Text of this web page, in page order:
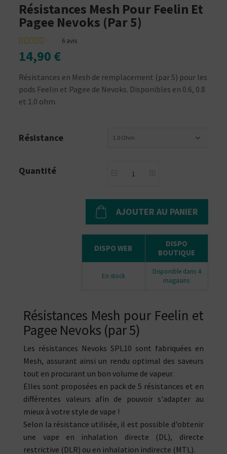
Résistances Mesh Pour Feelin Et
Pagee Nevoks (par 5)
6 avis
14,90 €
Résistances en Mesh de remplacement (par 5) pour les
pods Feelin et Pagee de Nevoks. Disponibles en 0.6, 0.8
et 1.0 ohm.
Résistance 1.0 Ohm
Quantité
AJOUTER AU PANIER
DISPO WEB
DISPO
BOUTIQUE
En stock
Disponible dans 4
magasins
Résistances Mesh pour Feelin et
Pagee Nevoks (par 5)
Les résistances Nevoks SPL10 sont fabriquées en
Mesh, assurant ainsi un rendu optimal des saveurs
tout en procurant un bon volume de vapeur.
Elles sont proposées en pack de 5 résistances et en
différentes valeurs afin de pouvoir s'adapter au
mieux à votre style de vape !
Selon la résistance utilisée, il est possible d'obtenir
une vape en inhalation directe (DL), directe
restrictive (DLR) ou en inhalation indirecte (MTL).